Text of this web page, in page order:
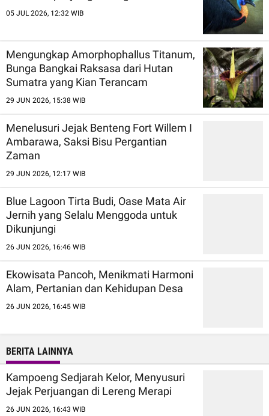
05 JUL 2026, 12:32 WIB
Mengungkap Amorphophallus Titanum,
Bunga Bangkai Raksasa dari Hutan
Sumatra yang Kian Terancam
29 JUN 2026, 15:38 WIB
Menelusuri Jejak Benteng Fort Willem I
Ambarawa, Saksi Bisu Pergantian
Zaman
29 JUN 2026, 12:17 WIB
Blue Lagoon Tirta Budi, Oase Mata Air
Jernih yang Selalu Menggoda untuk
Dikunjungi
26 JUN 2026, 16:46 WIB
Ekowisata Pancoh, Menikmati Harmoni
Alam, Pertanian dan Kehidupan Desa
26 JUN 2026, 16:45 WIB
BERITA LAINNYA
Kampoeng Sedjarah Kelor, Menyusuri
Jejak Perjuangan di Lereng Merapi
26 JUN 2026, 16:43 WIB